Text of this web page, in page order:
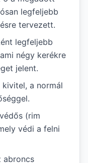
legfeljebb
tervezett.
legfeljebb
négy kerékre
jelent.
a normál
(rim
védi a felni
abroncs